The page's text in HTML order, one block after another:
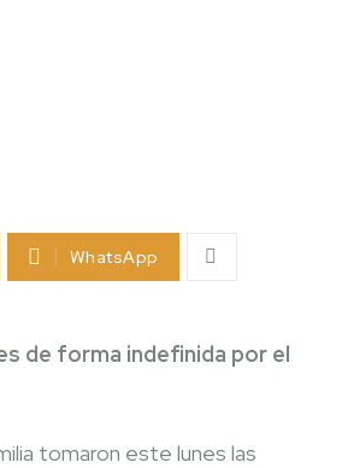
WhatsApp
de forma indefinida por el
tomaron este lunes las